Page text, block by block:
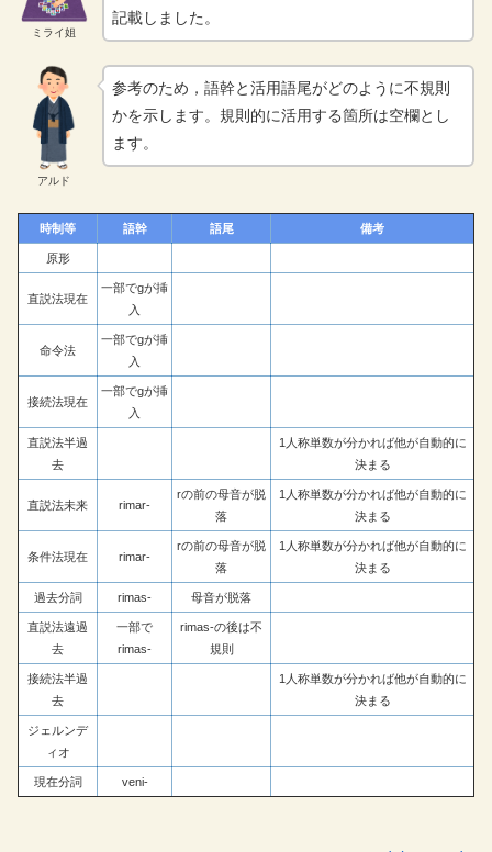
ミライ姐
記載しました。
アルド
参考のため，語幹と活用語尾がどのように不規則
かを示します。規則的に活用する箇所は空欄とし
ます。
時制等 語幹 語尾 備考
原形
直説法現在
一部でgが挿
入
命令法
一部でgが挿
入
接続法現在
一部でgが挿
入
直説法半過
去
1人称単数が分かれば他が自動的に
決まる
直説法未来 rimar-
rの前の母音が脱
落
1人称単数が分かれば他が自動的に
決まる
条件法現在 rimar-
rの前の母音が脱
落
1人称単数が分かれば他が自動的に
決まる
過去分詞 rimas- 母音が脱落
直説法遠過
去
一部で
rimas-
rimas-の後は不
規則
接続法半過
去
1人称単数が分かれば他が自動的に
決まる
ジェルンデ
ィオ
現在分詞 veni-